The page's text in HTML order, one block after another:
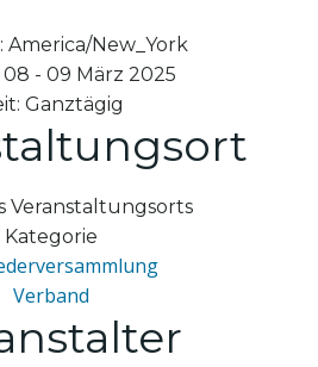
America/New_York
08 - 09 März 2025
Ganztägig
Veranstaltungsorts
Kategorie
Verband